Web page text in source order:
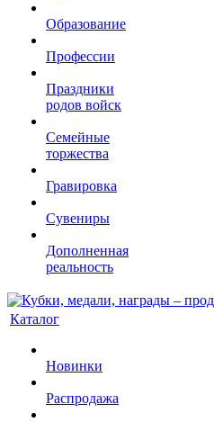
Образование
Профессии
Праздники
родов войск
Семейные
торжества
Гравировка
Сувениры
Дополненная
реальность
Каталог
Новинки
Распродажа